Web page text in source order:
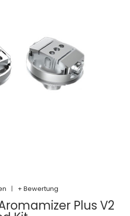
| + Bewertung
Plus V2